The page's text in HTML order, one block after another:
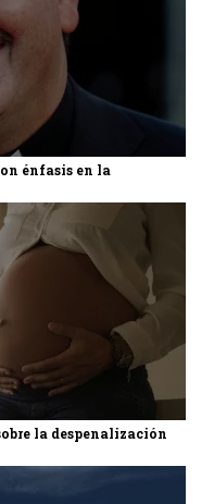
énfasis en la
la despenalización